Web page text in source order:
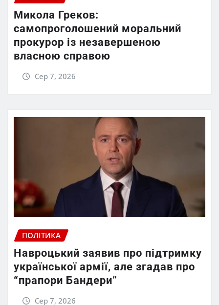
Микола Греков:
самопроголошений моральний
прокурор із незавершеною
власною справою
Сер 7, 2026
ПОЛІТИКА
Навроцький заявив про підтримку
української армії, але згадав про
“прапори Бандери”
Сер 7, 2026